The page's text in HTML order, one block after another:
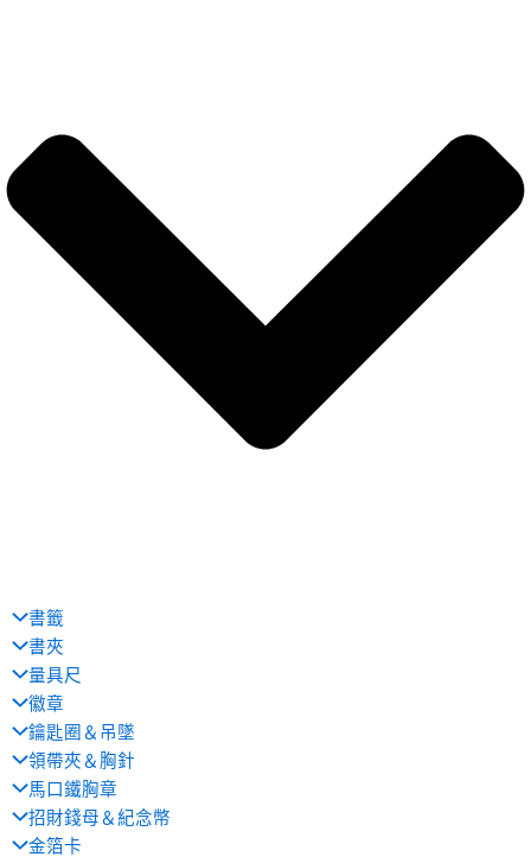
書籤
書夾
量具尺
徽章
鑰匙圈＆吊墜
領帶夾＆胸針
馬口鐵胸章
招財錢母＆紀念幣
金箔卡